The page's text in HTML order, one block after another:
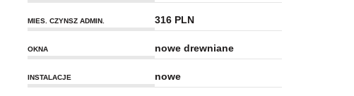
MIES. CZYNSZ ADMIN. 316 PLN
OKNA nowe drewniane
INSTALACJE nowe